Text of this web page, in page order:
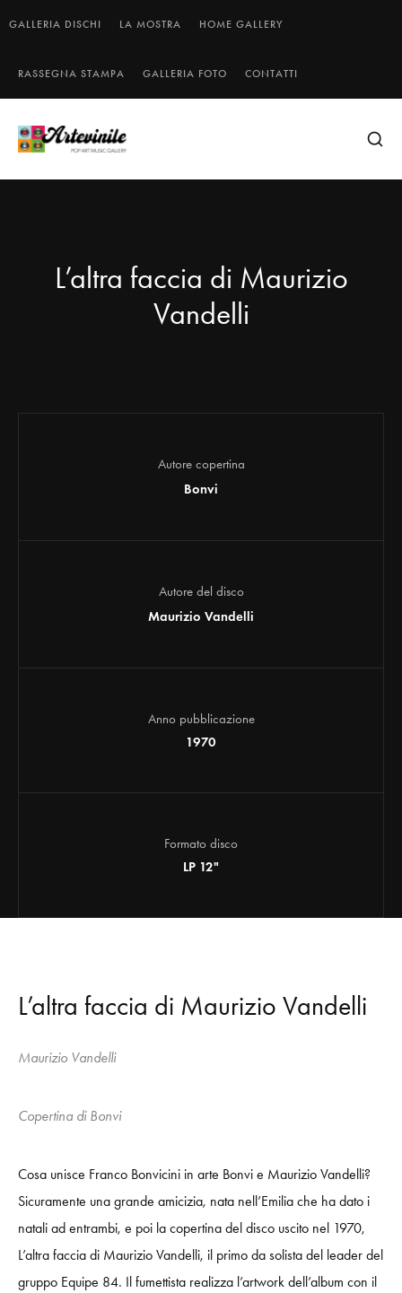
GALLERIA DISCHI LA MOSTRA HOME GALLERY
RASSEGNA STAMPA GALLERIA FOTO CONTATTI
L’altra faccia di Maurizio
Vandelli
Autore copertina
Bonvi
Autore del disco
Maurizio Vandelli
Anno pubblicazione
1970
Formato disco
LP 12"
L’altra faccia di Maurizio Vandelli
Maurizio Vandelli
Copertina di Bonvi
Cosa unisce Franco Bonvicini in arte Bonvi e Maurizio Vandelli?
Sicuramente una grande amicizia, nata nell’Emilia che ha dato i
natali ad entrambi, e poi la copertina del disco uscito nel 1970,
L’altra faccia di Maurizio Vandelli, il primo da solista del leader del
gruppo Equipe 84. Il fumettista realizza l’artwork dell’album con il